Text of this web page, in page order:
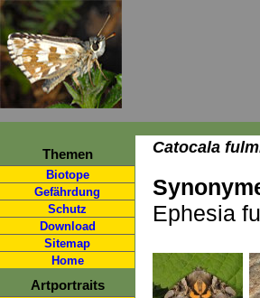
Themen
Biotope
Gefährdung
Schutz
Download
Sitemap
Home
Artportraits
Catocala
Ephesia